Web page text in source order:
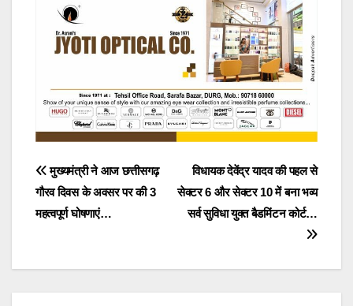
Post
navigation
विधायक देवेंद्र यादव की पहल से
सेक्टर 6 और सेक्टर 10 में बना भव्य
सर्व सुविधा युक्त बैडमिंटन कोर्ट…
मुख्यमंत्री ने आज छत्तीसगढ़
गौरव दिवस के अवसर पर की 3
महत्वपूर्ण घोषणाएं…